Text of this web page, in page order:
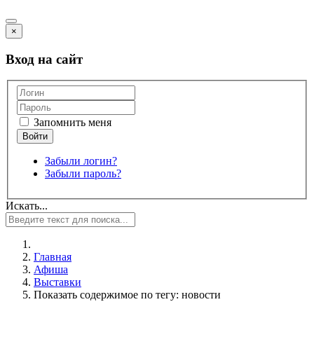
×
Вход на сайт
Запомнить меня
Забыли логин?
Забыли пароль?
Искать...
Главная
Афиша
Выставки
Показать содержимое по тегу: новости